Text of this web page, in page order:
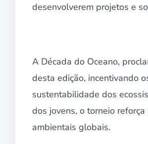
desenvolverem projetos e
A Década do Oceano,
desta edição, incentivando
sustentabilidade dos
dos jovens, o torneio
ambientais globais.